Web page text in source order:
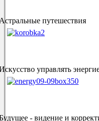
путешествия
управлять
- видение и